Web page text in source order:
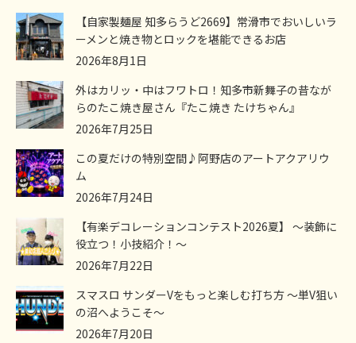
【自家製麺屋 知多らうど2669】常滑市でおいしいラ
ーメンと焼き物とロックを堪能できるお店
2026年8月1日
外はカリッ・中はフワトロ！知多市新舞子の昔なが
らのたこ焼き屋さん『たこ焼き たけちゃん』
2026年7月25日
この夏だけの特別空間♪阿野店のアートアクアリウ
ム
2026年7月24日
【有楽デコレーションコンテスト2026夏】 ～装飾に
役立つ！小技紹介！～
2026年7月22日
スマスロ サンダーVをもっと楽しむ打ち方 ～単V狙い
の沼へようこそ～
2026年7月20日